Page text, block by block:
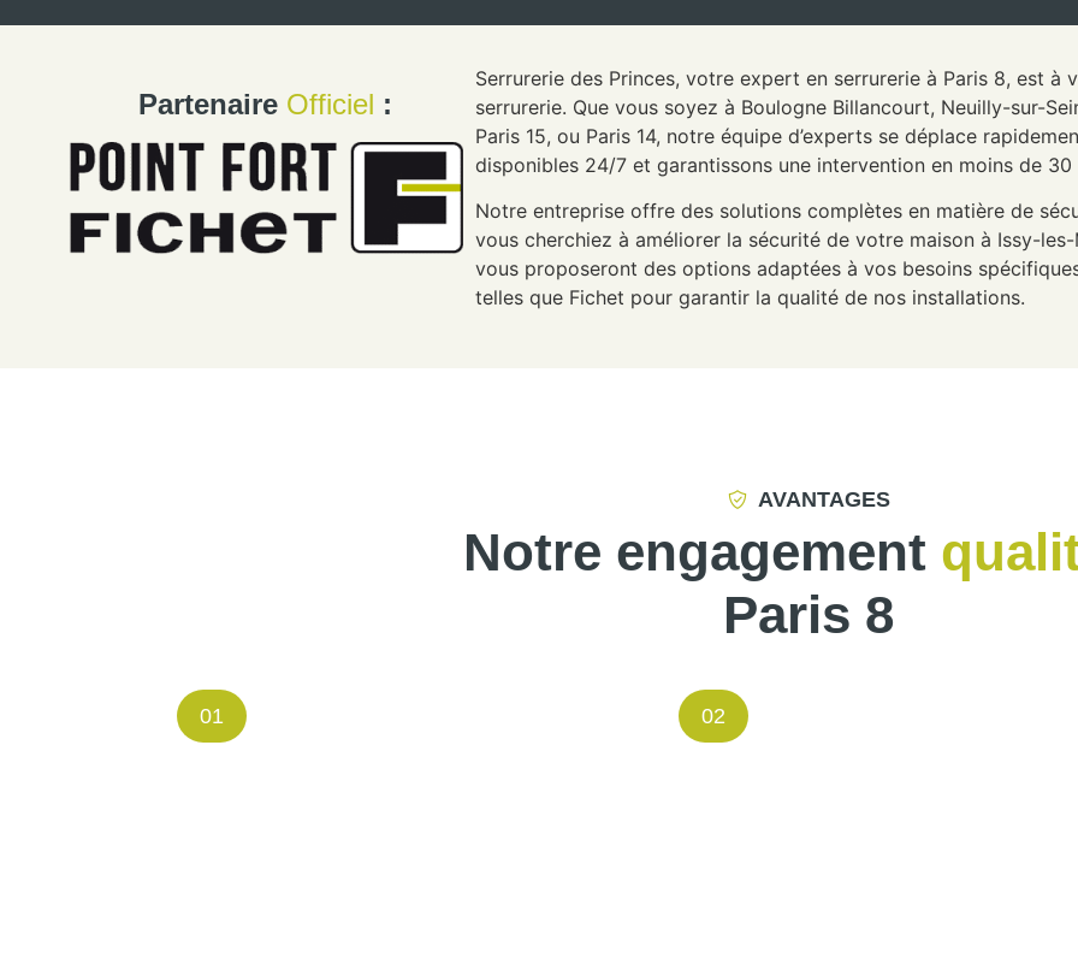
Partenaire Officiel :
Serrurerie des Princes, votre expert en serrurerie à Paris 8, est
serrurerie. Que vous soyez à Boulogne Billancourt, Neuilly-sur-
Paris 15, ou Paris 14, notre équipe d’experts se déplace
disponibles 24/7 et garantissons une intervention en moins de
Notre entreprise offre des solutions complètes en matière de
vous cherchiez à améliorer la sécurité de votre maison à Issy-
vous proposeront des options adaptées à vos besoins
telles que Fichet pour garantir la qualité de nos installations.
AVANTAGES
Notre engagement
Paris 8
01 02